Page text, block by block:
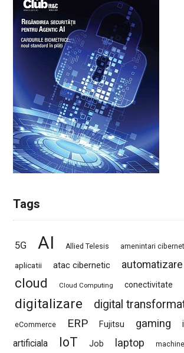
Tags
5G AI Allied Telesis amenintari
aplicatii atac cibernetic automatizare
cloud Cloud Computing conectivitate
digitalizare digital
eCommerce ERP Fujitsu gaming
artificiala
IoT Job laptop